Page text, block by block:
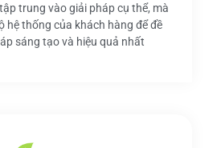
trung vào giải pháp cụ thể, mà
hệ thống của khách hàng để đề
sáng tạo và hiệu quả nhất